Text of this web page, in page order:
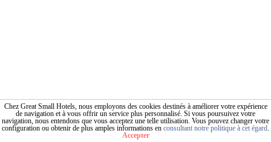
Chez Great Small Hotels, nous employons des cookies destinés à améliorer votre expérience
de navigation et à vous offrir un service plus personnalisé. Si vous poursuivez votre
navigation, nous entendons que vous acceptez une telle utilisation. Vous pouvez changer votre
configuration ou obtenir de plus amples informations en consultant notre politique à cet égard.
Accepter